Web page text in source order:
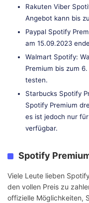
Rakuten Viber
Angebot kann bis
Paypal Spotify
am 15.09.2023
Walmart Spotify:
Premium bis zum
testen.
Starbucks Spotify
Spotify Premium
es ist jedoch nur
verfügbar.
Spotify
Viele Leute lieben
den vollen Preis zu
offizielle Möglichkeiten,